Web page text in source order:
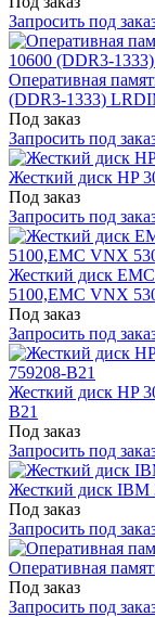
Запросить под
Оперативная
(DDR3-1333)
Под заказ
Запросить под
Жесткий диск HP
Под заказ
Запросить под
Жесткий диск
5100,EMC VNX
Под заказ
Запросить под
Жесткий диск HP
B21
Под заказ
Запросить под
Жесткий диск IBM
Под заказ
Запросить под
Оперативная
Под заказ
Запросить под